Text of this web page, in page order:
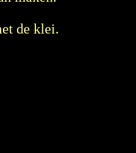
de klei.